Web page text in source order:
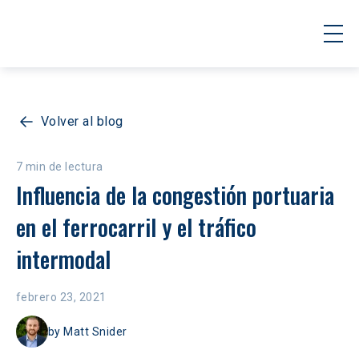
Volver al blog
7 min de lectura
Influencia de la congestión portuaria
en el ferrocarril y el tráfico
intermodal
febrero 23, 2021
by Matt Snider